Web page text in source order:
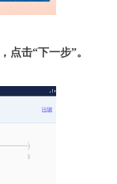
，点击“下一步”。